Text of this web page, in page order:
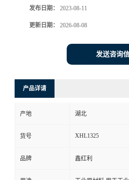
发布日期： 2023-08-11
更新日期： 2026-08-08
发送咨询
产品详请
产地 湖北
货号 XHL1325
品牌 鑫红利